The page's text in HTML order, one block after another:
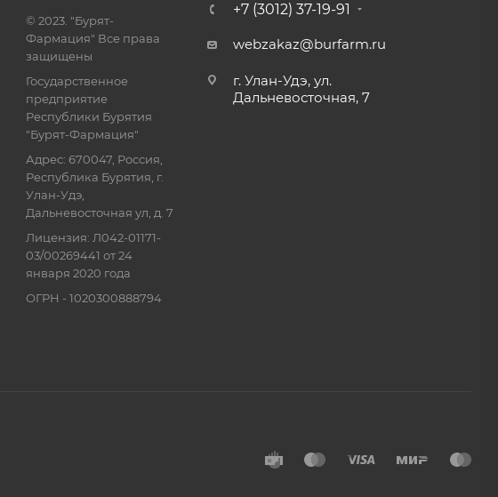
© 2023. "Бурят-
Фармация" Все права
защищены
Государственное
предприятие
Республики Бурятия
"Бурят-Фармация"
Адрес: 670047, Россия,
Республика Бурятия, г.
Улан-Удэ,
Дальневосточная ул, д. 7
Лицензия: Л042-01171-
03/00269441 от 24
января 2020 года
ОГРН - 1020300888794
+7 (3012) 37-19-91
webzakaz@burfarm.ru
г. Улан-Удэ, ул.
Дальневосточная, 7